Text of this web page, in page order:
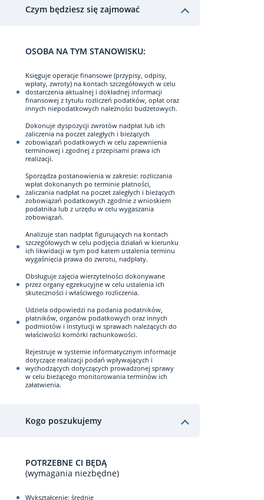
Czym będziesz się zajmować
OSOBA NA TYM STANOWISKU:
Księguje operacje finansowe (przypisy, odpisy,
wpłaty, zwroty) na kontach szczegółowych w celu
dostarczenia aktualnej i dokładnej informacji
finansowej z tytułu rozliczeń podatków, opłat oraz
innych niepodatkowych należności budżetowych.
Dokonuje dyspozycji zwrotów nadpłat lub ich
zaliczenia na poczet zaległych i bieżących
zobowiązań podatkowych w celu zapewnienia
terminowej i zgodnej z przepisami prawa ich
realizacji.
Sporządza postanowienia w zakresie: rozliczania
wpłat dokonanych po terminie płatności,
zaliczania nadpłat na poczet zaległych i bieżących
zobowiązań podatkowych zgodnie z wnioskiem
podatnika lub z urzędu w celu wygaszania
zobowiązań.
Analizuje stan nadpłat figurujących na kontach
szczegółowych w celu podjęcia działań w kierunku
ich likwidacji w tym pod katem ustalenia terminu
wygaśnięcia prawa do zwrotu, nadpłaty.
Obsługuje zajęcia wierzytelności dokonywane
przez organy egzekucyjne w celu ustalenia ich
skuteczności i właściwego rozliczenia.
Udziela odpowiedzi na podania podatników,
płatników, organów podatkowych oraz innych
podmiotów i instytucji w sprawach należących do
właściwości komórki rachunkowości.
Rejestruje w systemie informatycznym informacje
dotyczące realizacji podań wpływających i
wychodzących dotyczących prowadzonej sprawy
w celu bieżącego monitorowania terminów ich
załatwienia.
Kogo poszukujemy
POTRZEBNE CI BĘDĄ
(wymagania niezbędne)
Wykształcenie: średnie